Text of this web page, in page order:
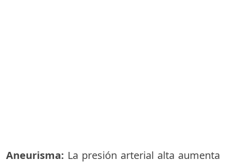
Aneurisma: La presión arterial alta aumenta